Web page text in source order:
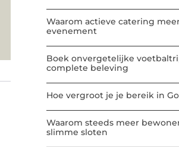
Waarom actieve catering
evenement
Boek onvergetelijke
complete beleving
Hoe vergroot je je bereik in
Waarom steeds meer
slimme sloten